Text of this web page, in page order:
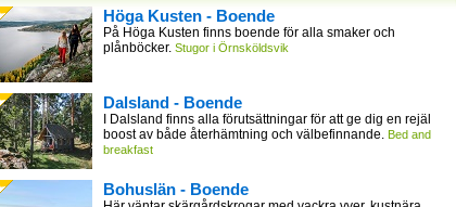
Höga Kusten - Boende
På Höga Kusten finns boende för alla smaker och
plånböcker. Stugor i Örnsköldsvik
Dalsland - Boende
I Dalsland finns alla förutsättningar för att ge dig en rejäl
boost av både återhämtning och välbefinnande. Bed and
breakfast
Bohuslän - Boende